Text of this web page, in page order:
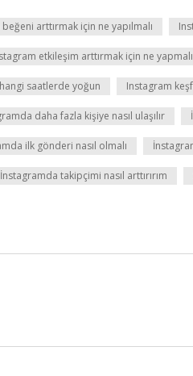
arttırmak için ne yapılmalı
etkileşim arttırmak için ne yapmalı
saatlerde yoğun Instagram
daha fazla kişiye nasıl ulaşılır
ilk gönderi nasıl olmalı
İnstagramda takipçimi nasıl arttırırım